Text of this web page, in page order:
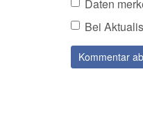
Daten
Bei